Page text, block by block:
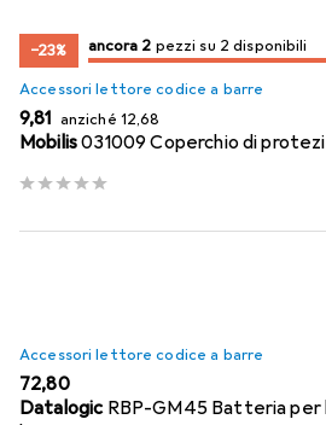
−23% 2/ 2
2/ 2 in vendita
ancora 2 pezzi su 2 disponibili
Accessori lettore codice a barre
EUR
9,81 anziché EUR
12,68
Mobilis031009 Coperchio di
Accessori lettore codice a barre
EUR
72,80
Datalogic RBP-GM45 Batteria